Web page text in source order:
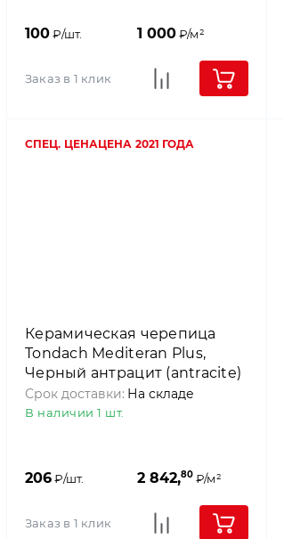
100₽/шт. 1 000₽/м²
Заказ в 1 клик
СПЕЦ. ЦЕНАЦЕНА 2021 ГОДА
Керамическая черепица
Tondach Mediteran Plus,
Черный антрацит (antracite)
Срок доставки: На складе
В наличии 1 шт.
206₽/шт. 2 842,80₽/м²
Заказ в 1 клик